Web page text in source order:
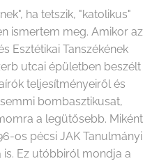
ha tetszik, "katolikus"
ismertem meg. Amikor az
Esztétikai Tanszékének
utcai épületben beszélt
teljesítményeiről és
bombasztikusat,
a legütősebb. Miként
os pécsi JAK Tanulmányi
Ez utóbbiról mondja a